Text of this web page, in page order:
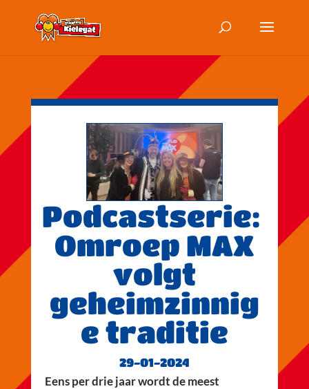
Podcastserie:
Omroep MAX
volgt
geheimzinnig
e traditie
29-01-2024
Eens per drie jaar wordt de meest